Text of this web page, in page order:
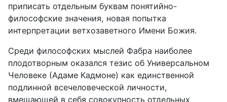
приписать отдельным буквам понятийно-
философские значения, новая попытка
интерпретации ветхозаветного Имени Божия.
Среди философских мыслей Фабра наиболее
плодотворным оказался тезис об Универсальном
Человеке (Адаме Кадмоне) как единственной
подлинной всечеловеческой личности,
вмещающей в себя совокупность отдельных